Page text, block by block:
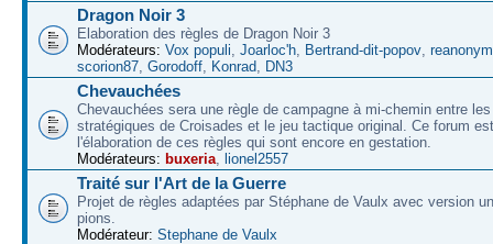
Dragon Noir 3
Elaboration des règles de Dragon Noir 3
Modérateurs: Vox populi, Joarloc'h, Bertrand-dit-popov,
scorion87, Gorodoff, Konrad, DN3
Chevauchées
Chevauchées sera une règle de campagne à mi-chemin entre
stratégiques de Croisades et le jeu tactique original. Ce forum
l'élaboration de ces règles qui sont encore en gestation.
Modérateurs: buxeria, lionel2557
Traité sur l'Art de la Guerre
Projet de règles adaptées par Stéphane de Vaulx avec version
pions.
Modérateur: Stephane de Vaulx